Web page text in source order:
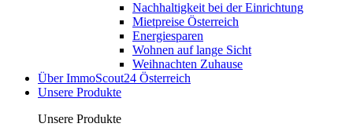
Nachhaltigkeit bei der Einrichtung
Mietpreise Österreich
Energiesparen
Wohnen auf lange Sicht
Weihnachten Zuhause
Über ImmoScout24 Österreich
Unsere Produkte
Unsere Produkte